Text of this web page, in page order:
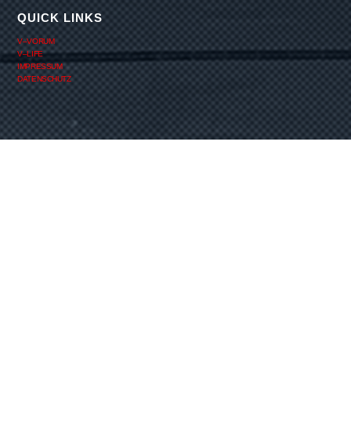
QUICK LINKS
V–VORUM
V–LIFE
IMPRESSUM
DATENSCHUTZ